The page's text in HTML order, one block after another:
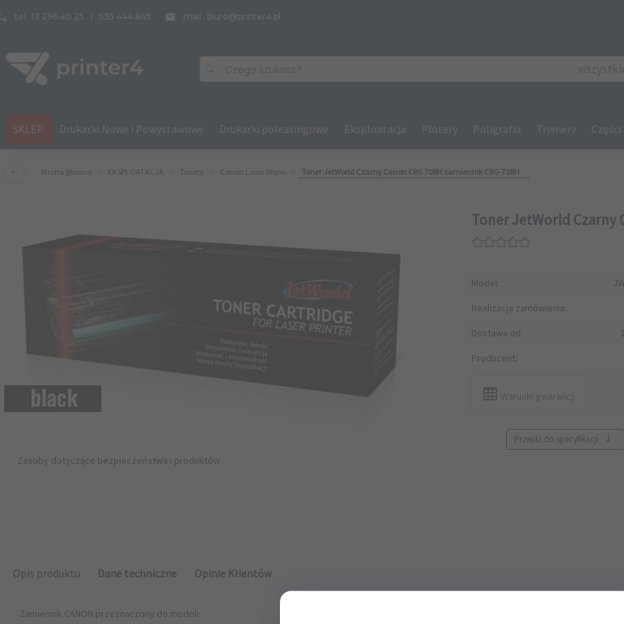
tel. 12 296 40 25 535 444 845 mail: biuro@printer4.pl
SKLEP Drukarki Nowe i Powystawowe Drukarki poleasingowe Eksploatacja Plotery Poligrafia Trymery Części
Strona główna EKSPLOATACJA Tonery Canon Laser Mono Toner JetWorld Czarny Canon CRG 708H zamiennik CRG-708H
Zasoby dotyczące bezpieczeństwa i produktów
Toner JetWorld Czarny
Model:
Realizacja zamówienia:
Dostawa od:
Producent:
Warunki gwarancji
Przejdź do specyfikacji
Opis produktu Dane techniczne Opinie Klientów
Zamiennik CANON przeznaczony do modeli: